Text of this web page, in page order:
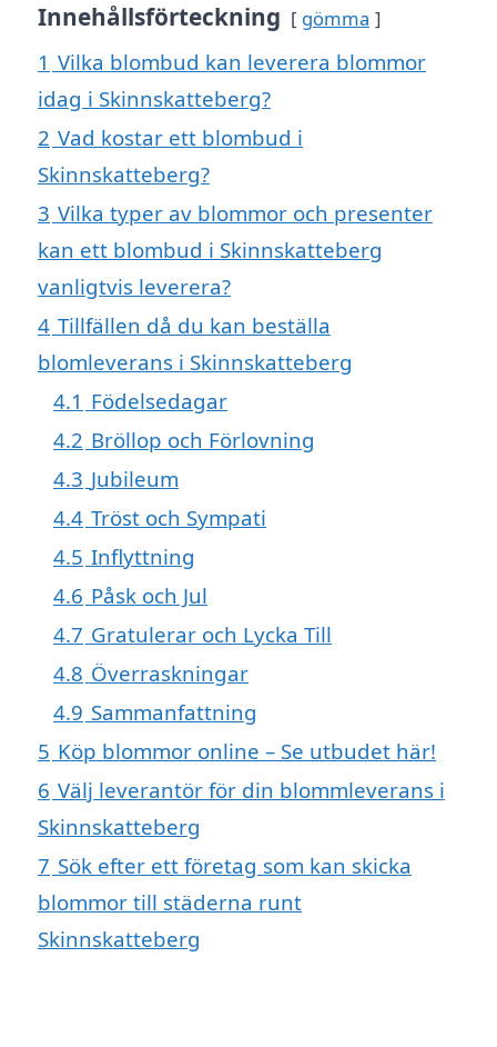
Innehållsförteckning gömma
1 Vilka blombud kan leverera blommor
idag i Skinnskatteberg?
2 Vad kostar ett blombud i
Skinnskatteberg?
3 Vilka typer av blommor och presenter
kan ett blombud i Skinnskatteberg
vanligtvis leverera?
4 Tillfällen då du kan beställa
blomleverans i Skinnskatteberg
4.1 Födelsedagar
4.2 Bröllop och Förlovning
4.3 Jubileum
4.4 Tröst och Sympati
4.5 Inflyttning
4.6 Påsk och Jul
4.7 Gratulerar och Lycka Till
4.8 Överraskningar
4.9 Sammanfattning
5 Köp blommor online – Se utbudet här!
6 Välj leverantör för din blommleverans i
Skinnskatteberg
7 Sök efter ett företag som kan skicka
blommor till städerna runt
Skinnskatteberg